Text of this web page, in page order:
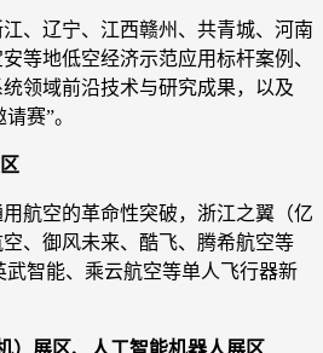
、辽宁、江西赣州、共青城、河南
等地低空经济示范应用标杆案例、
领域前沿技术与研究成果，以及
赛”。
航空的革命性突破，浙江之翼（亿
、御风未来、酷飞、腾希航空等
智能、乘云航空等单人飞行器新
）展区、人工智能机器人展区